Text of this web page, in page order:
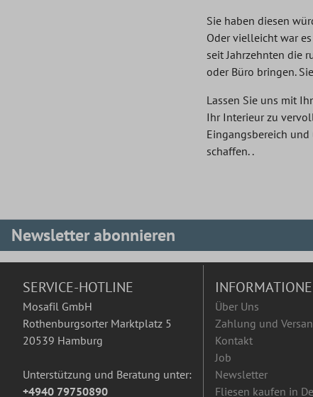
Sie haben diesen
Oder vielleicht war
seit Jahrzehnten die
oder Büro bringen.
Lassen Sie uns mit
Ihr Interieur zu
Eingangsbereich
schaffen. .
Newsletter abonnieren
SERVICE-HOTLINE
Mosafil GmbH
Rothenburgsorter Marktplatz 5
20539 Hamburg
Unterstützung und Beratung unter:
+4940 79750890
Über Uns
Zahlung und
Kontakt
Job
Newsletter
Fliesen kaufen in